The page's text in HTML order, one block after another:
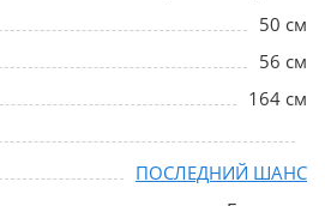
50 см
56 см
164 см
ПОСЛЕДНИЙ ШАНС